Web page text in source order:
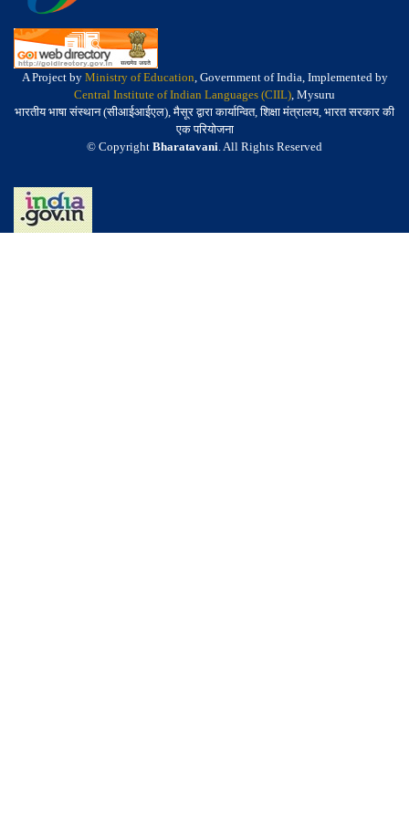
A Project by Ministry of Education, Government of India, Implemented by
Central Institute of Indian Languages (CIIL), Mysuru
भारतीय भाषा संस्थान (सीआईआईएल), मैसूर द्वारा कार्यान्वित, शिक्षा मंत्रालय, भारत सरकार की
एक परियोजना
© Copyright Bharatavani. All Rights Reserved